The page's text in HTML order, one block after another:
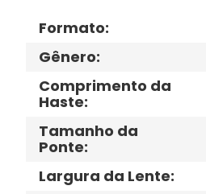
Formato:
Gênero:
Comprimento da
Haste:
Tamanho da
Ponte:
Largura da Lente: